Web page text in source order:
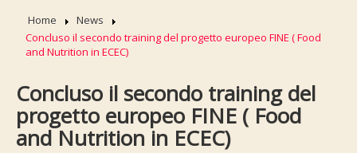
Home
News
Concluso il secondo training del progetto europeo FINE ( Food
and Nutrition in ECEC)
Concluso il secondo training del
progetto europeo FINE ( Food
and Nutrition in ECEC)